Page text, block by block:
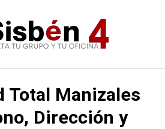
Total Manizales
Dirección y